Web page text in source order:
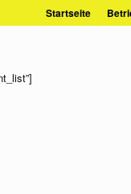
Startseite